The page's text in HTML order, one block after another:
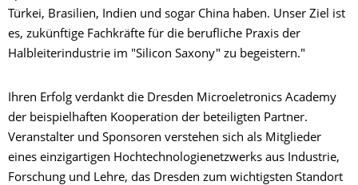
Türkei, Brasilien, Indien und sogar China haben. Unser Ziel ist
es, zukünftige Fachkräfte für die berufliche Praxis der
Halbleiterindustrie im "Silicon Saxony" zu begeistern."
Ihren Erfolg verdankt die Dresden Microeletronics Academy
der beispielhaften Kooperation der beteiligten Partner.
Veranstalter und Sponsoren verstehen sich als Mitglieder
eines einzigartigen Hochtechnologienetzwerks aus Industrie,
Forschung und Lehre, das Dresden zum wichtigsten Standort